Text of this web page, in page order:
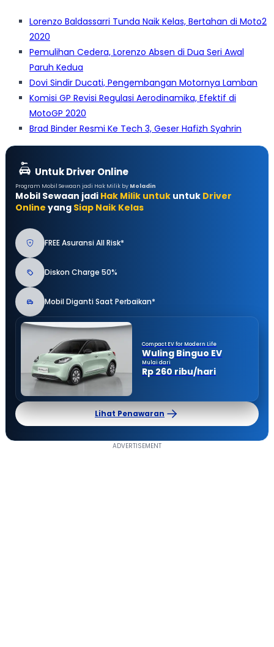
Lorenzo Baldassarri Tunda Naik Kelas, Bertahan di Moto2
2020
Pemulihan Cedera, Lorenzo Absen di Dua Seri Awal
Paruh Kedua
Dovi Sindir Ducati, Pengembangan Motornya Lamban
Komisi GP Revisi Regulasi Aerodinamika, Efektif di
MotoGP 2020
Brad Binder Resmi Ke Tech 3, Geser Hafizh Syahrin
Untuk Driver Online
Program Mobil Sewaan jadi Hak Milik by Moladin
Mobil Sewaan jadi Hak Milik untuk untuk Driver
Online yang Siap Naik Kelas
FREE Asuransi All Risk*
Diskon Charge 50%
Mobil Diganti Saat Perbaikan*
Compact EV for Modern Life
Wuling Binguo EV
Mulai dari
Rp 260 ribu/hari
Lihat Penawaran